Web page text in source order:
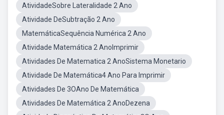
AtividadeSobre Lateralidade 2 Ano
Atividade DeSubtração 2 Ano
MatemáticaSequência Numérica 2 Ano
Atividade Matemática 2 AnoImprimir
Atividades De Matematica 2 AnoSistema Monetario
Atividade De Matemática4 Ano Para Imprimir
Atividades De 3OAno De Matemática
Atividades De Matemática 2 AnoDezena